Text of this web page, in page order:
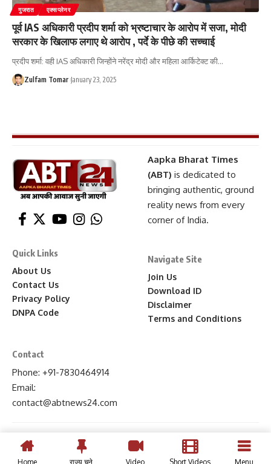
गुजरात एक्सप्लेनर
पूर्व IAS अधिकारी प्रदीप शर्मा को भ्रष्टाचार के आरोप में सजा, मोदी
सरकार के खिलाफ लगाए थे आरोप , पर्दे के पीछे की सच्चाई
प्रदीप शर्मा: वही IAS अधिकारी जिन्होंने नरेंद्र मोदी और महिला आर्किटेक्ट की…
Zulfam Tomar January 23, 2025
Aapka Bharat Times
(ABT) is dedicated to
bringing authentic, ground
reality news from every
corner of India.
Quick Links
About Us
Contact Us
Privacy Policy
DNPA Code
Navigate Site
Join Us
Download ID
Disclaimer
Terms and Conditions
Contact
Phone: +91-7830464914
Email:
contact@abtnews24.com
Home राज्य चुने Video Short Videos Menu